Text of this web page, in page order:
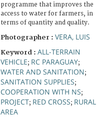
programme that improves the
access to water for farmers, in
terms of quantity and quality.
Photographer : VERA, LUIS
Keyword : ALL-TERRAIN
VEHICLE; RC PARAGUAY;
WATER AND SANITATION;
SANITATION SUPPLIES;
COOPERATION WITH NS;
PROJECT; RED CROSS; RURAL
AREA